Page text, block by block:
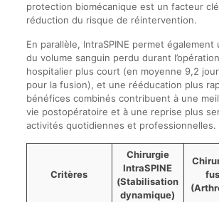
protection biomécanique est un facteur
réduction du risque de réintervention.
En parallèle, IntraSPINE permet
du volume sanguin perdu durant
hospitalier plus court (en moyenne 9,2
pour la fusion), et une rééducation plus
bénéfices combinés contribuent à une
vie postopératoire et à une reprise plus
activités quotidiennes et professionnelles.
Critères
Chirurgie
IntraSPINE
(Stabilisation
dynamique)